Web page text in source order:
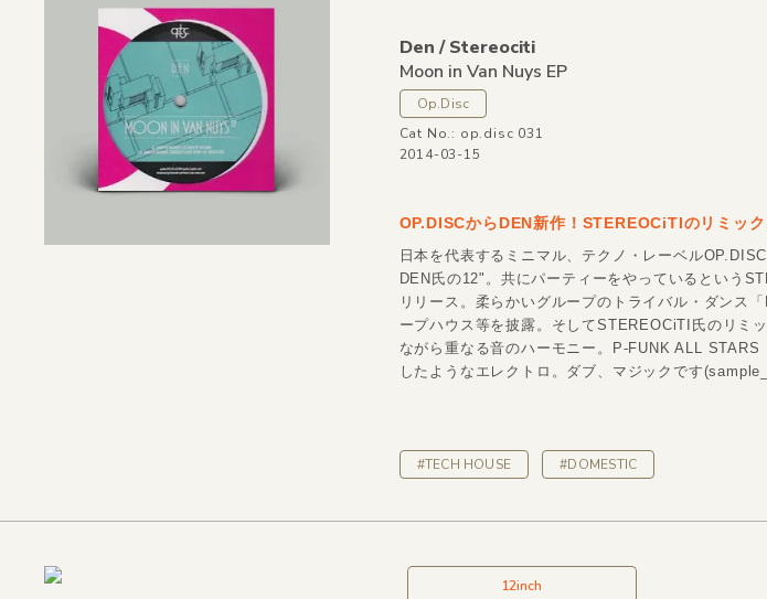
Den /Stereociti
Moon in Van Nuys EP
Op.Disc
Cat No.: op.disc 031
2014-03-15
OP.DISCからDEN新作！STEREOCiTIのリミック
日本を代表するミニマル、テクノ・レーベル
DEN氏の12"。共にパーティーをやっているという
リリース。柔らかいグループのトライバル・ダンス
ープハウス等を披露。そしてSTEREOCiTI氏のリミ
ながら重なる音のハーモニー。P-FUNK ALL
したようなエレクトロ。ダブ、マジックです
#TECH HOUSE #DOMESTIC
12inch